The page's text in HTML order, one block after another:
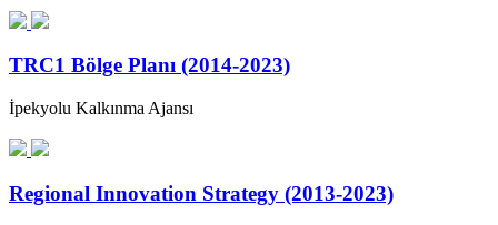
TRC1 Bölge Planı (2014-2023)
İpekyolu Kalkınma Ajansı
Regional Innovation Strategy (2013-2023)